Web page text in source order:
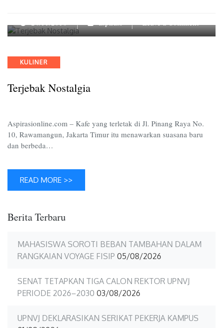
24/11/2016 aspirasi Leave a Comment
Categories
KULINER
Terjebak Nostalgia
Aspirasionline.com – Kafe yang terletak di Jl. Pinang Raya No.
10, Rawamangun, Jakarta Timur itu menawarkan suasana baru
dan berbeda…
READ MORE >>
Berita Terbaru
MAHASISWA SOROTI BEBAN TAMBAHAN DALAM
RANGKAIAN VOYAGE FISIP 05/08/2026
SENAT TETAPKAN TIGA CALON REKTOR UPNVJ
PERIODE 2026–2030 03/08/2026
UPNVJ DEKLARASIKAN SERIKAT PEKERJA KAMPUS